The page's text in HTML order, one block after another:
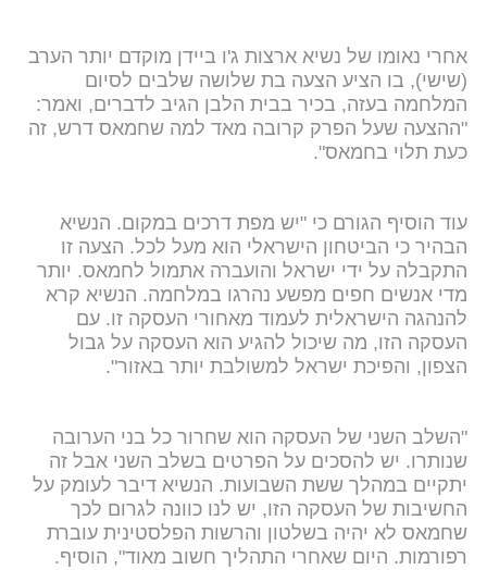
אחרי נאומו של נשיא ארצות ג'ו ביידן מוקדם יותר הערב
(שישי), בו הציע הצעה בת שלושה שלבים לסיום
המלחמה בעזה, בכיר בבית הלבן הגיב לדברים, ואמר:
"ההצעה שעל הפרק קרובה מאד למה שחמאס דרש, זה
כעת תלוי בחמאס".
עוד הוסיף הגורם כי "יש מפת דרכים במקום. הנשיא
הבהיר כי הביטחון הישראלי הוא מעל לכל. הצעה זו
התקבלה על ידי ישראל והועברה אתמול לחמאס. יותר
מדי אנשים חפים מפשע נהרגו במלחמה. הנשיא קרא
להנהגה הישראלית לעמוד מאחורי העסקה זו. עם
העסקה הזו, מה שיכול להגיע הוא העסקה על גבול
הצפון, והפיכת ישראל למשולבת יותר באזור".
"השלב השני של העסקה הוא שחרור כל בני הערובה
שנותרו. יש להסכים על הפרטים בשלב השני אבל זה
יתקיים במהלך ששת השבועות. הנשיא דיבר לעומק על
החשיבות של העסקה הזו, יש לנו כוונה לגרום לכך
שחמאס לא יהיה בשלטון והרשות הפלסטינית עוברת
רפורמות. היום שאחרי התהליך חשוב מאוד", הוסיף.